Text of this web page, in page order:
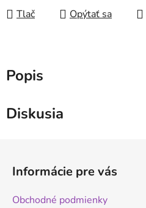
Tlač Opýtať sa
Popis
Diskusia
Informácie pre vás
Obchodné podmienky